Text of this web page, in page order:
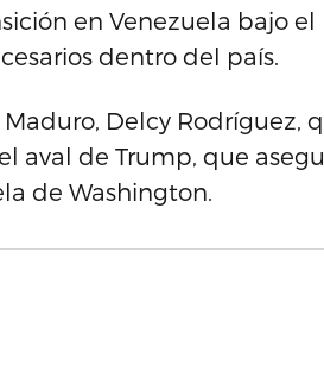
en Venezuela bajo el
dentro del país.
Delcy Rodríguez,
aval de Trump, que
de Washington.